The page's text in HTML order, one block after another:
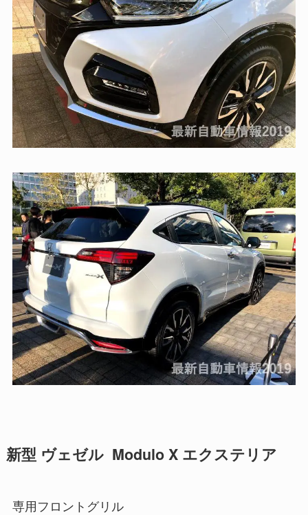
新型 ヴェゼル Modulo X エクステリア
専用フロントグリル